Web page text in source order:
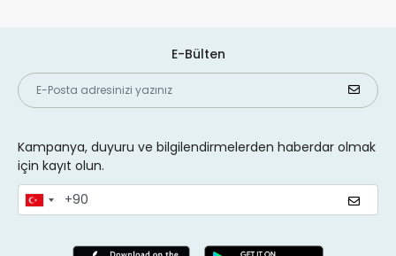
E-Bülten
Kampanya, duyuru ve bilgilendirmelerden haberdar olmak
için kayıt olun.